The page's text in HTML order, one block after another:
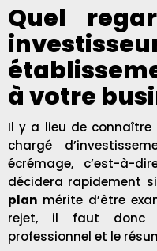
Quel
à votre
Il y a lieu de connaître
chargé
écrémage, c’est-à-
décidera rapidement
plan mérite d’être
rejet, il faut donc
professionnel et le